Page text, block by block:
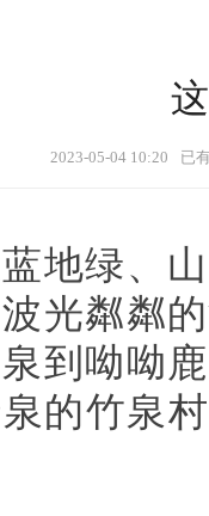
2023-05-04 10:20 已
地绿、
光粼粼
到呦呦
的竹泉